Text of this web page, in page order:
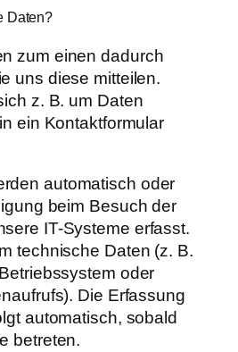
Daten?
zum einen dadurch
uns diese mitteilen.
z. B. um Daten
ein Kontaktformular
automatisch oder
beim Besuch der
IT-Systeme erfasst.
technische Daten (z. B.
oder
Die Erfassung
automatisch, sobald
betreten.